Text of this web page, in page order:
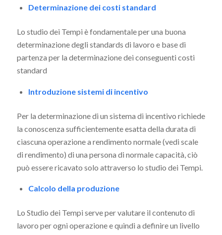
Determinazione dei costi standard
Lo studio dei Tempi è fondamentale per una buona
determinazione degli standards di lavoro e base di
partenza per la determinazione dei conseguenti costi
standard
Introduzione sistemi di incentivo
Per la determinazione di un sistema di incentivo richiede
la conoscenza sufficientemente esatta della durata di
ciascuna operazione a rendimento normale (vedi scale
di rendimento) di una persona di normale capacità, ciò
può essere ricavato solo attraverso lo studio dei Tempi.
Calcolo della produzione
Lo Studio dei Tempi serve per valutare il contenuto di
lavoro per ogni operazione e quindi a definire un livello